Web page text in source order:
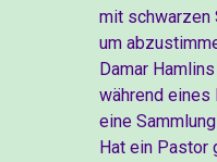
mit schwarzen
um
Damar
während
eine
Hat ein Pastor